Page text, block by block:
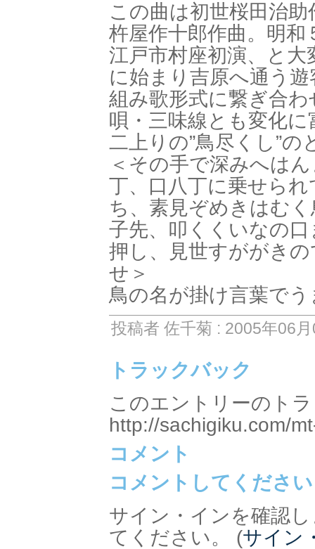
この曲は初世桜田治
杵屋作十郎作曲。明和
江戸市村座初演、と
に始まり吉原へ通う
組み歌形式に繋ぎ合
唄・三味線とも変化
二上りの”鳥尽くし”
＜その手で深みへは
丁、口八丁に乗せら
ち、素見ぞめきはむ
子先、叩くくいなの
押し、見世すががき
せ＞
鳥の名が掛け言葉で
投稿者 佐千菊 : 2005年06
トラックバック
このエントリーのト
http://sachigiku.com/
コメント
コメントしてください
サイン・インを確認
てください。 (サイン